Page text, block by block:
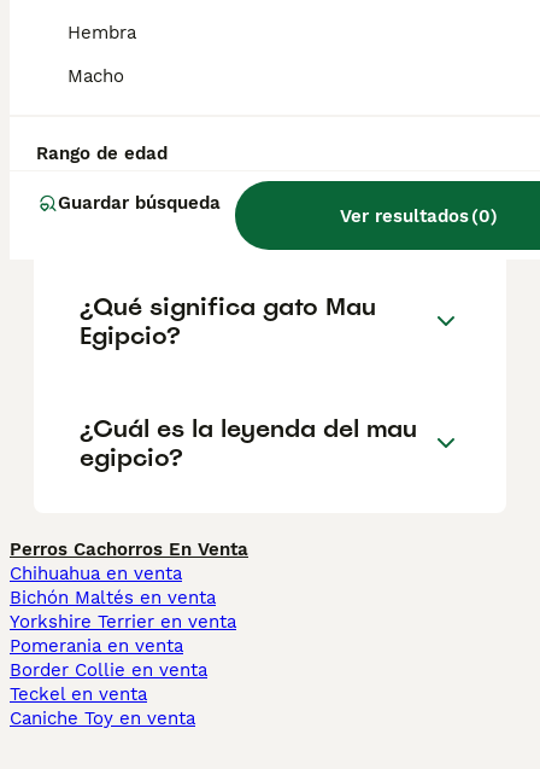
Hembra
Macho
Rango de edad
Guardar búsqueda
Ver resultados(0)
tuviera el tamaño proporcional de los ojos
tenis, como mínimo. El mau egipcio es de
¿Cómo es un gato Mau
Egipcio?
¿Qué significa gato Mau
Egipcio?
¿Cuál es la leyenda del mau
egipcio?
Perros Cachorros En Venta
Chihuahua en venta
Bichón Maltés en venta
Yorkshire Terrier en venta
Pomerania en venta
Border Collie en venta
Teckel en venta
Caniche Toy en venta